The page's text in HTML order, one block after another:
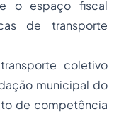
o espaço fiscal
de transporte
coletivo
municipal do
de competência